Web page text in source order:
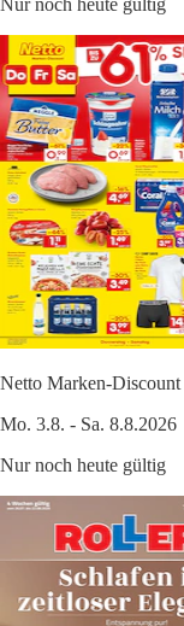
Nur noch heute gültig
Netto Marken-Discount
Mo. 3.8. - Sa. 8.8.2026
Nur noch heute gültig